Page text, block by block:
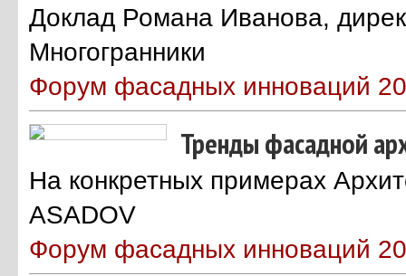
Доклад Романа Иванова,
Многогранники
Форум фасадных инноваций
Тренды фасадной
На конкретных примерах
ASADOV
Форум фасадных инноваций